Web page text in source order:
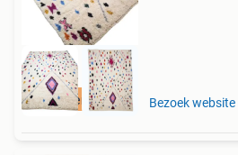
Gratis verzending Bezoek website